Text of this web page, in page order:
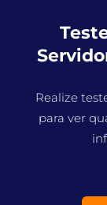
Realize
para ver